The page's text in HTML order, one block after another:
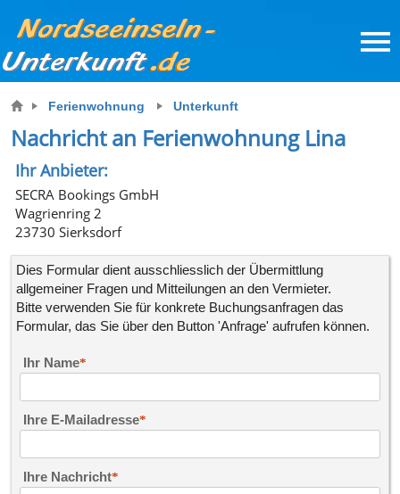
Ferienwohnung Unterkunft
Nachricht an Ferienwohnung Lina
Ihr Anbieter:
SECRA Bookings GmbH
Wagrienring 2
23730 Sierksdorf
Dies Formular dient ausschliesslich der Übermittlung
allgemeiner Fragen und Mitteilungen an den Vermieter.
Bitte verwenden Sie für konkrete Buchungsanfragendas
Formular, das Sie über den Button 'Anfrage' aufrufen können.
Ihr Name
Ihre E-Mailadresse
Ihre Nachricht